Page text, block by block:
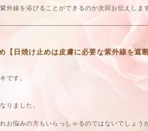
外線を浴びることができるのか次回お伝えしま
【日焼け止めは皮膚に必要な紫外線を遮
です。
りました。
お悩みの方もいらっしゃるのではないでしょう